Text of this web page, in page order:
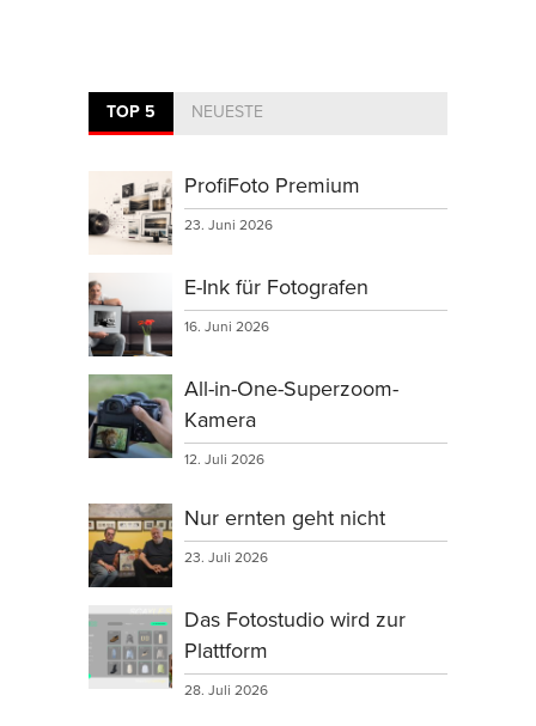
TOP 5 NEUESTE
ProfiFoto Premium
23. Juni 2026
E-Ink für Fotografen
16. Juni 2026
All-in-One-Superzoom-
Kamera
12. Juli 2026
Nur ernten geht nicht
23. Juli 2026
Das Fotostudio wird zur
Plattform
28. Juli 2026